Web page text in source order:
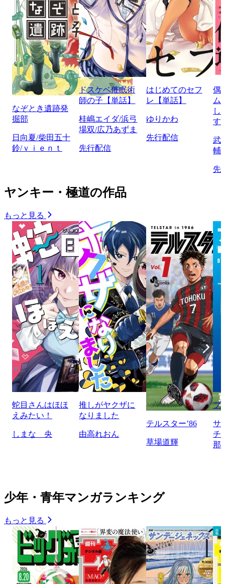
なぞとき遺跡発
掘部
日向夏/柴田五十
鈴/ｖｉｅｎｔ
ドスケベ催眠術
師の子【単話】
桂嶋エイダ/浜弓
場双/広乃あずま
先行配信
はじめてのセフ
レ【単話】
ゆりかわ
先行配信
偶
ム
し
す
武
輔
先
ヤンキー・極道の作品
もっと見る
蛇目さんはほほ
えみたい！
しまな 央
推しがヤクザに
なりました
由高れおん
テルスター’86
草場道輝
ブ
サ
チ
那
少年・青年マンガランキング
もっと見る